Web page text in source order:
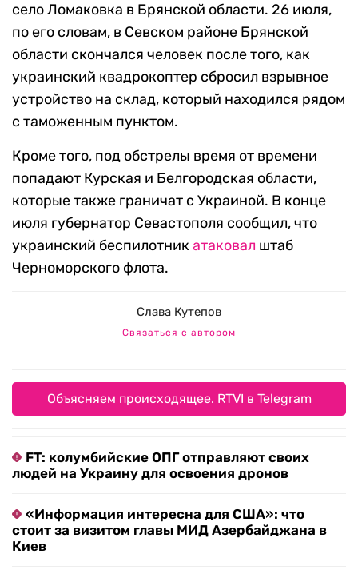
село Ломаковка в Брянской области. 26 июля,
по его словам, в Севском районе Брянской
области скончался человек после того, как
украинский квадрокоптер сбросил взрывное
устройство на склад, который находился рядом
с таможенным пунктом.
Кроме того, под обстрелы время от времени
попадают Курская и Белгородская области,
которые также граничат с Украиной. В конце
июля губернатор Севастополя сообщил, что
украинский беспилотникатаковал штаб
Черноморского флота.
Слава Кутепов
Связаться с автором
Объясняем происходящее. RTVI в Telegram
FT: колумбийские ОПГ отправляют своих
людей на Украину для освоения дронов
«Информация интересна для США»: что
стоит за визитом главы МИД Азербайджана в
Киев